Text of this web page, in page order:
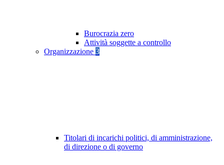
Burocrazia zero
Attività soggette a controllo
Organizzazione 3
Titolari di incarichi politici, di amministrazione,
di direzione o di governo